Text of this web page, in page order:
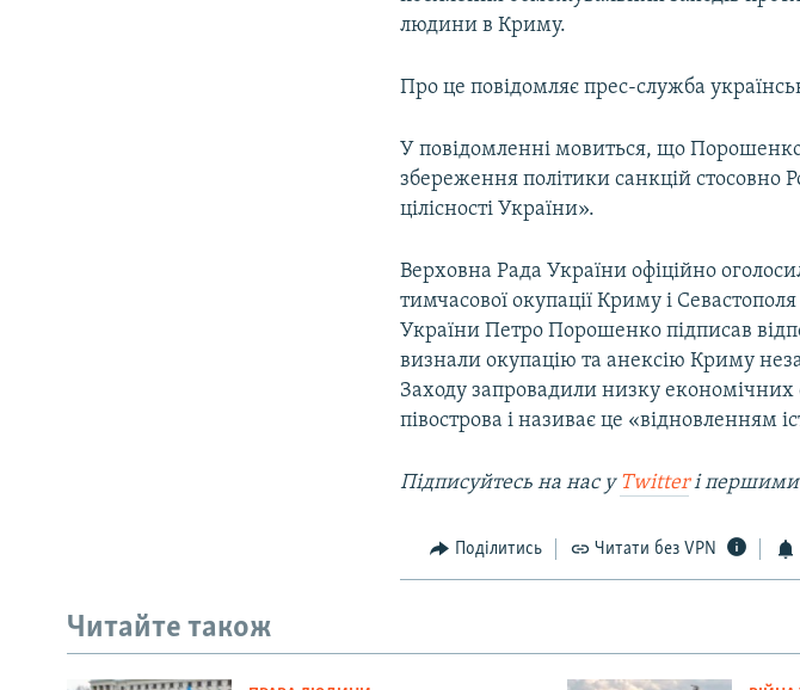
людини в Криму.
Про це повідомляє прес-служба
У повідомленні мовиться, що
збереження політики санкцій стосовно
цілісності України».
Верховна Рада України офіційно
тимчасової окупації Криму і
України Петро Порошенко підписав
визнали окупацію та анексію Криму
Заходу запровадили низку економічних
півострова і називає це «відновленням
Підписуйтесь на наc у Twitterі першими
Поділитись Читати без VPN
Читайте також